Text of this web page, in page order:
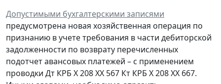
Допустимыми бухгалтерскими записями
предусмотрена новая хозяйственная операция по
признанию в учететребования в части дебиторской
задолженности по возврату перечисленных
подотчет авансовых платежей – с применением
проводки Дт КРБ Х 208 ХХ 567 Кт КРБ Х 208 ХХ 667.